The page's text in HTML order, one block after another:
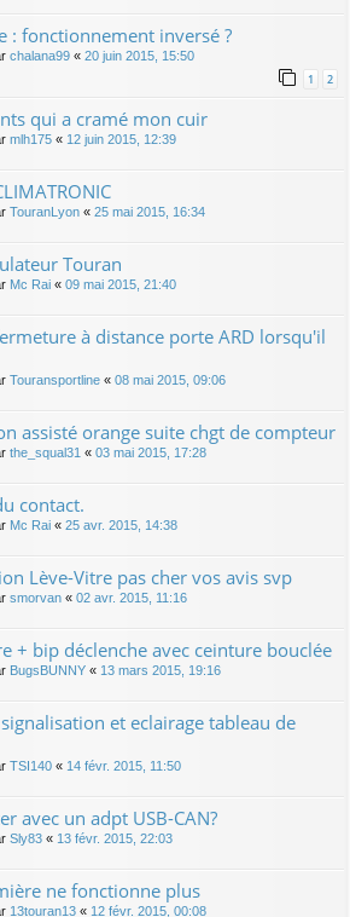
: fonctionnement inversé ?
chalana99 « 20 juin 2015, 15:50
1 2
qui a cramé mon cuir
mlh175 « 12 juin 2015, 12:39
TouranLyon « 25 mai 2015, 16:34
Touran
Mc Rai « 09 mai 2015, 21:40
à distance porte ARD lorsqu'il
Touransportline « 08 mai 2015, 09:06
assisté orange suite chgt de compteur
the_squal31 « 03 mai 2015, 17:28
contact.
Mc Rai « 25 avr. 2015, 14:38
Lève-Vitre pas cher vos avis svp
smorvan « 02 avr. 2015, 11:16
+ bip déclenche avec ceinture bouclée
BugsBUNNY « 13 mars 2015, 19:16
et eclairage tableau de
TSI140 « 14 févr. 2015, 11:50
avec un adpt USB-CAN?
Sly83 « 13 févr. 2015, 22:03
ne fonctionne plus
13touran13 « 12 févr. 2015, 00:08